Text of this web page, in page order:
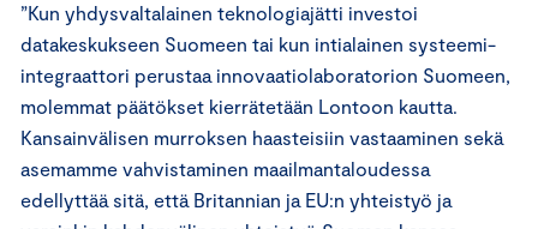
”Kun yhdysvaltalainen teknologiajätti investoi
datakeskukseen Suomeen tai kun intialainen systeemi-
integraattori perustaa innovaatiolaboratorion Suomeen,
molemmat päätökset kierrätetään Lontoon kautta.
Kansainvälisen murroksen haasteisiin vastaaminen sekä
asemamme vahvistaminen maailmantaloudessa
edellyttää sitä, että Britannian ja EU:n yhteistyö ja